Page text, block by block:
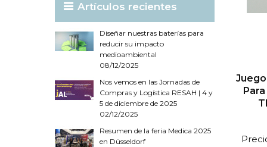
Artículos recientes
Diseñar nuestras baterías para
reducir su impacto
medioambiental
08/12/2025
Nos vemos en las Jornadas de
Compras y Logística RESAH | 4 y
5 de diciembre de 2025
02/12/2025
Resumen de la feria Medica 2025
en Düsseldorf